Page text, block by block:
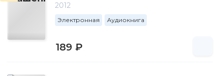
2012
Электронная Аудиокнига
189 ₽